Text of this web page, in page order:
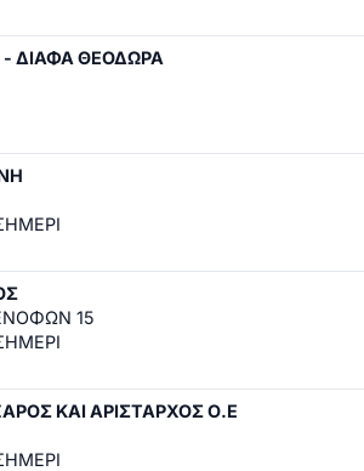
ΔΙΑΦΑ ΘΕΟΔΩΡΑ
15
ΚΑΙ ΑΡΙΣΤΑΡΧΟΣ Ο.Ε